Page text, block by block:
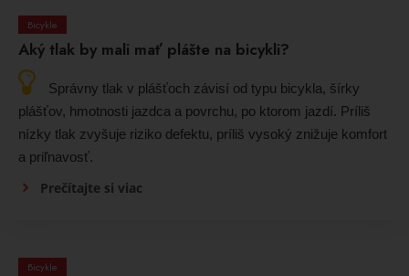
Bicykle
Aký tlak by mali mať plášte na bicykli?
Správny tlak v plášťoch závisí od typu bicykla, šírky
plášťov, hmotnosti jazdca a povrchu, po ktorom jazdí. Príliš
nízky tlak zvyšuje riziko defektu, príliš vysoký znižuje komfort
a priľnavosť.
Prečítajte si viac
Bicykle